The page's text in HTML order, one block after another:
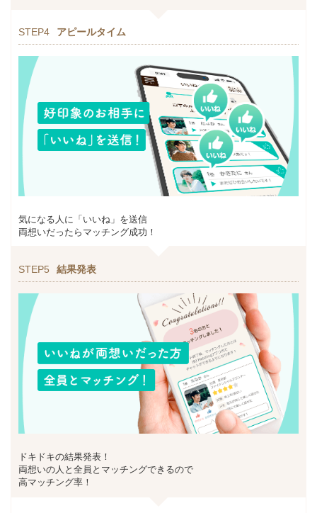
STEP4 アピールタイム
気になる人に「いいね」を送信
両想いだったらマッチング成功！
STEP5 結果発表
ドキドキの結果発表！
両想いの人と全員とマッチングできるので
高マッチング率！